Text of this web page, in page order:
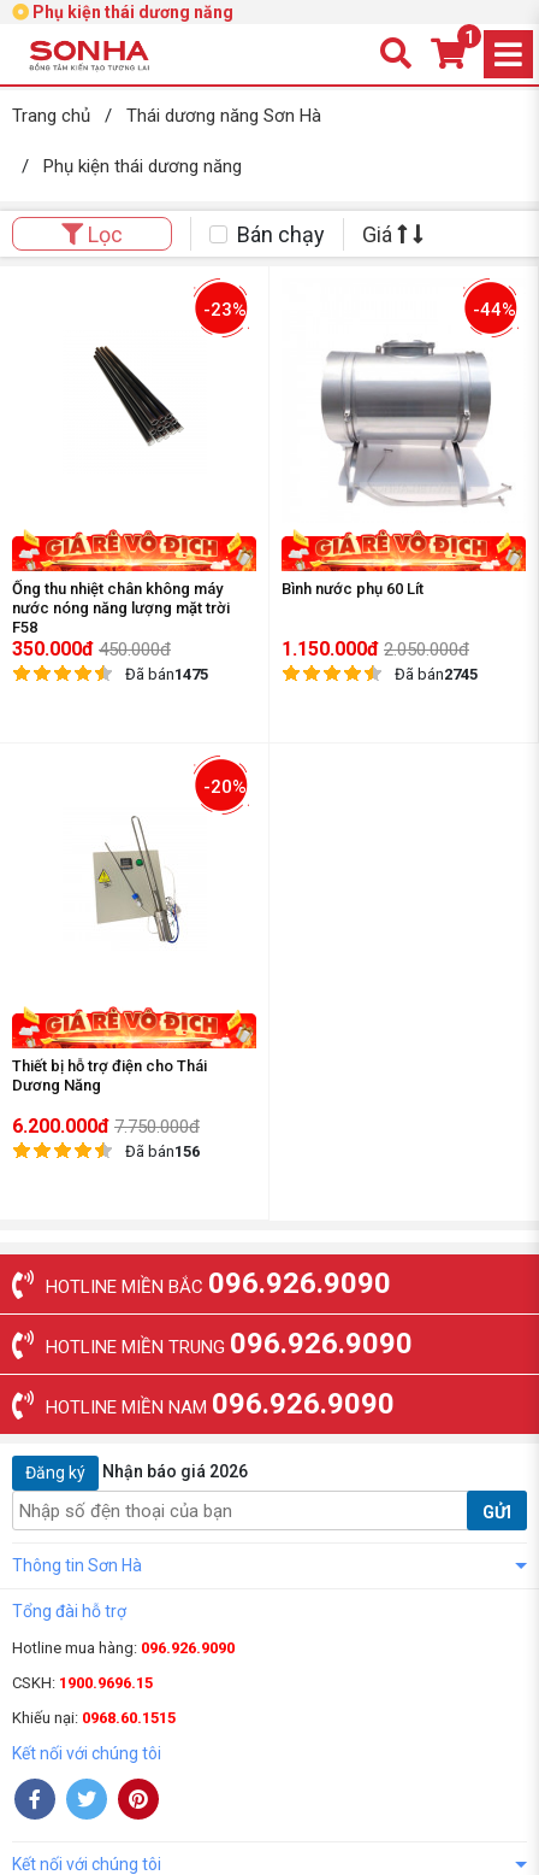
Phụ kiện thái dương năng
1
Trang chủ / Thái dương năng Sơn Hà
/ Phụ kiện thái dương năng
Lọc Bán chạy Giá
-23%
Ống thu nhiệt chân không máy
nước nóng năng lượng mặt trời
F58
350.000đ 450.000đ
Đã bán1475
-44%
Bình nước phụ 60 Lít
1.150.000đ 2.050.000đ
Đã bán2745
-20%
Thiết bị hỗ trợ điện cho Thái
Dương Năng
6.200.000đ 7.750.000đ
Đã bán156
HOTLINE MIỀN BẮC 096.926.9090
HOTLINE MIỀN TRUNG 096.926.9090
HOTLINE MIỀN NAM 096.926.9090
Đăng ký Nhận báo giá 2026
GỬI
Thông tin Sơn Hà
Tổng đài hỗ trợ
Hotline mua hàng: 096.926.9090
CSKH: 1900.9696.15
Khiếu nại: 0968.60.1515
Kết nối với chúng tôi
Kết nối với chúng tôi